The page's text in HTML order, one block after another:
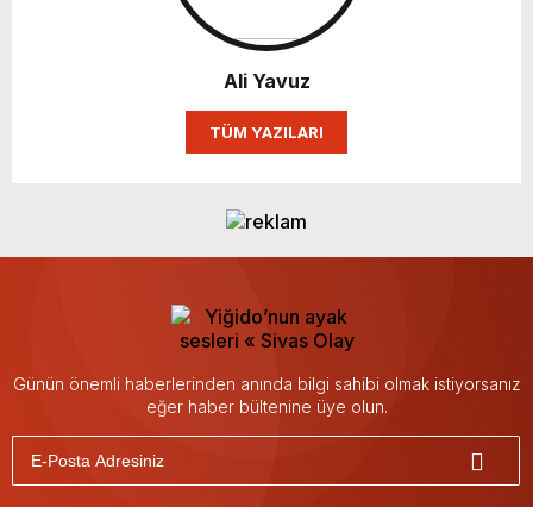
Ali Yavuz
TÜM YAZILARI
Günün önemli haberlerinden anında bilgi sahibi olmak istiyorsanız
eğer haber bültenine üye olun.